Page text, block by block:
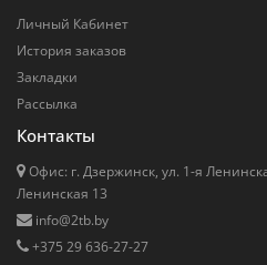
Личный Кабинет
История заказов
Закладки
Рассылка
Контакты
Офис: г. Дзержинск, ул. 1-я
Ленинская 13
info@2tb.by
+375 29 636-27-27